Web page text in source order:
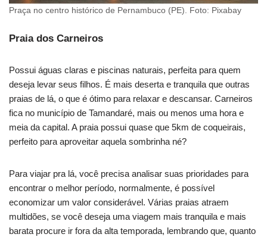
Praça no centro histórico de Pernambuco (PE). Foto: Pixabay
Praia dos Carneiros
Possui águas claras e piscinas naturais, perfeita para quem
deseja levar seus filhos. É mais deserta e tranquila que outras
praias de lá, o que é ótimo para relaxar e descansar. Carneiros
fica no município de Tamandaré, mais ou menos uma hora e
meia da capital. A praia possui quase que 5km de coqueirais,
perfeito para aproveitar aquela sombrinha né?
Para viajar pra lá, você precisa analisar suas prioridades para
encontrar o melhor período, normalmente, é possível
economizar um valor considerável. Várias praias atraem
multidões, se você deseja uma viagem mais tranquila e mais
barata procure ir fora da alta temporada, lembrando que, quanto